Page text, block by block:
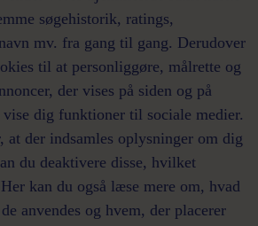
søgehistorik, ratings,
mv. fra gang til gang. Derudover
til at personliggøre, målrette og
der vises på siden og på
vise dig funktioner til sociale medier.
at der indsamles oplysninger om dig
du deaktivere disse, hvilket
kan du også læse mere om, hvad
anvendes og hvem, der placerer